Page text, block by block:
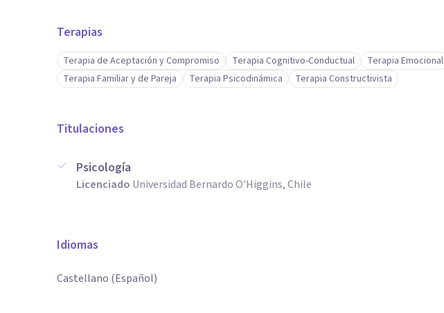
Terapias
Terapia de Aceptación y Compromiso Terapia Cognitivo-Conductual
Terapia Emocional
Terapia Familiar y de Pareja
Terapia Psicodinámica Terapia Constructivista
Titulaciones
Psicología
Licenciado Universidad Bernardo O'Higgins, Chile
Idiomas
Castellano (Español)